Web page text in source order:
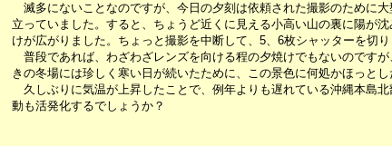
滅多にないことなのですが、今日の夕刻は依頼された撮影のために大
立っていました。すると、ちょうど近くに見える小高い山の裏に陽が
けが広がりました。ちょっと撮影を中断して、5、6枚シャッターを切り
普段であれば、わざわざレンズを向ける程の夕焼けでもないのです
きの冬場には珍しく寒い日が続いたために、この景色に何処かほっとし
久しぶりに気温が上昇したことで、例年よりも遅れている沖縄本島
動も活発化するでしょうか？